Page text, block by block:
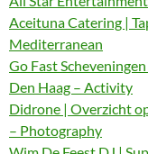
Aceituna Catering |
Mediterranean
Go Fast
Den Haag – Activity
Didrone | Overzicht
– Photography